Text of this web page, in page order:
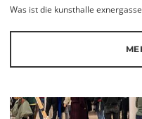
Was ist die kunsthalle